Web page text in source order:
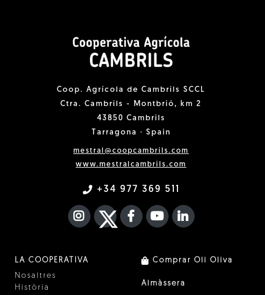
Coop. Agrícola de Cambrils SCCL
Ctra. Cambrils - Montbrió, km 2
43850 Cambrils
Tarragona · Spain
mestral@coopcambrils.com
www.mestralcambrils.com
+34 977 369 511
INSTAGRAM
TWITTER
FACEBOOK F
YOUTUBEFA LINKEDIN
LA COOPERATIVA
Nosaltres
Història
Comprar Oli Oliva
Almàssera